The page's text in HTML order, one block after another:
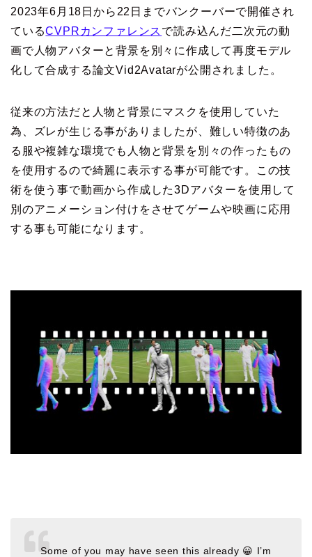
2023年6月18日から22日までバンクーバーで開催され
ているCVPRカンファレンス で読み込んだ二次元の動
画で人物アバターと背景を別々に作成して再度モデル
化して合成する論文Vid2Avatarが公開されました。
従来の方法だと人物と背景にマスクを使用していた
為、ズレが生じる事がありましたが、難しい特徴のあ
る服や複雑な環境でも人物と背景を別々の作ったもの
を使用するので綺麗に表示する事が可能です。この技
術を使う事で動画から作成した3Dアバターを使用して
別のアニメーション付けをさせてゲームや映画に応用
する事も可能になります。
Some of you may have seen this already 😀 I’m